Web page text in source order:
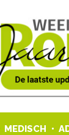
MEDISCH